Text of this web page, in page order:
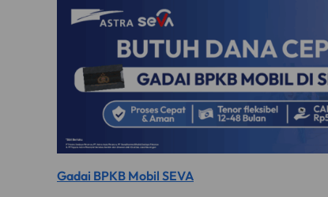
Gadai BPKB Mobil SEVA